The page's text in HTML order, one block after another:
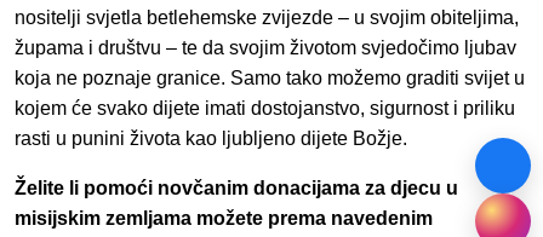
nositelji svjetla betlehemske zvijezde – u svojim obiteljima,
župama i društvu – te da svojim životom svjedočimo ljubav
koja ne poznaje granice. Samo tako možemo graditi svijet u
kojem će svako dijete imati dostojanstvo, sigurnost i priliku
rasti u punini života kao ljubljeno dijete Božje.
Želite li pomoći novčanim donacijama za djecu u
misijskim zemljama možete prema navedenim